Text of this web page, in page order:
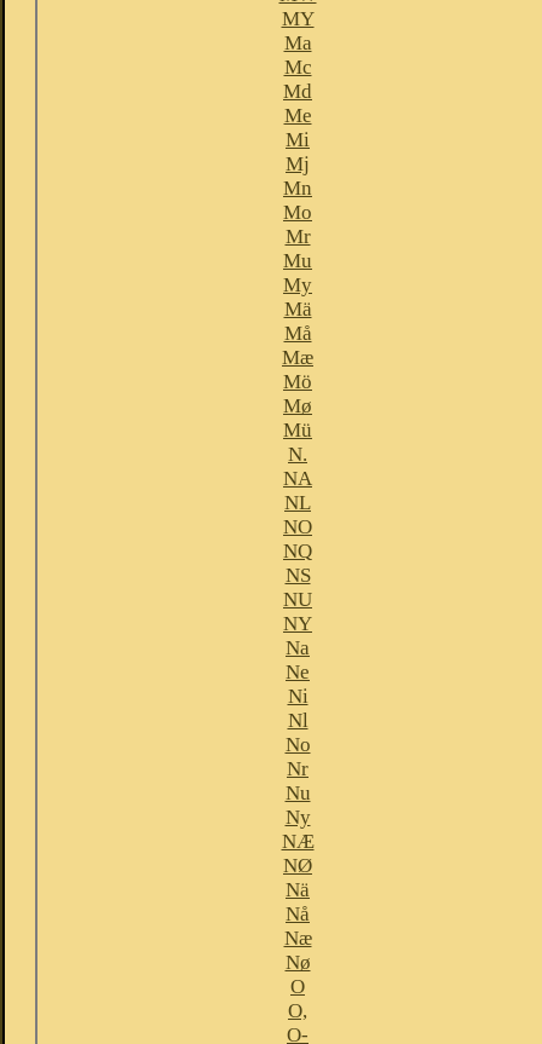
MY
Ma
Mc
Md
Me
Mi
Mj
Mn
Mo
Mr
Mu
My
Mä
Må
Mæ
Mö
Mø
Mü
N.
NA
NL
NO
NQ
NS
NU
NY
Na
Ne
Ni
Nl
No
Nr
Nu
Ny
NÆ
NØ
Nä
Nå
Næ
Nø
O
O,
O-